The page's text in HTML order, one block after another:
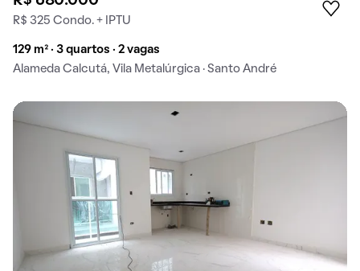
R$ 325 Condo. + IPTU
129 m² · 3 quartos · 2 vagas
Alameda Calcutá, Vila Metalúrgica · Santo André